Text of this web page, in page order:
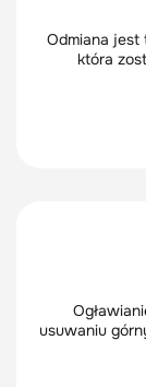
Odmiana
która
usuwaniu